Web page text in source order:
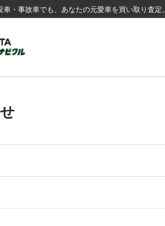
・事故車でも、あなたの元愛車を買い取り査定。